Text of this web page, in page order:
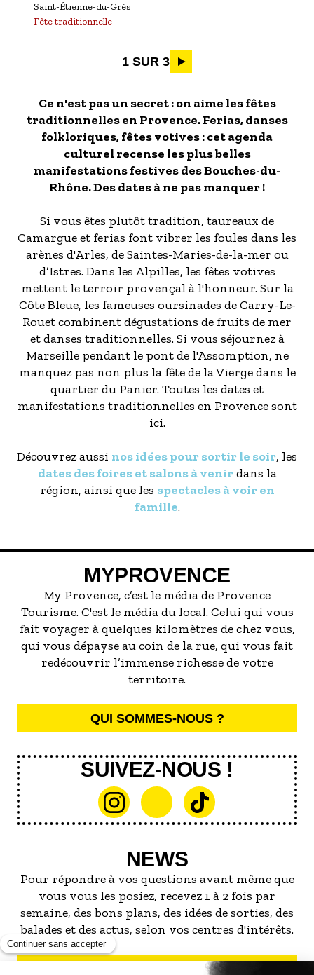
Saint-Étienne-du-Grès
Fête traditionnelle
Pagination
1 SUR 3
Ce n'est pas un secret : on aime les fêtes
traditionnelles en Provence. Ferias, danses
folkloriques, fêtes votives : cet agenda
culturel recense les plus belles
manifestations festives des Bouches-du-
Rhône. Des dates à ne pas manquer !
Si vous êtes plutôt tradition, taureaux de
Camargue et ferias font vibrer les foules dans les
arènes d'Arles, de Saintes-Maries-de-la-mer ou
d’Istres. Dans les Alpilles, les fêtes votives
mettent le terroir provençal à l'honneur. Sur la
Côte Bleue, les fameuses oursinades de Carry-Le-
Rouet combinent dégustations de fruits de mer
et danses traditionnelles. Si vous séjournez à
Marseille pendant le pont de l'Assomption, ne
manquez pas non plus la fête de la Vierge dans le
quartier du Panier. Toutes les dates et
manifestations traditionnelles en Provence sont
ici.
Découvrez aussi nos idées pour sortir le soir, les
dates des foires et salons à venir dans la
région, ainsi que les spectacles à voir en
famille.
MYPROVENCE
My Provence, c’est le média de Provence
Tourisme. C'est le média du local. Celui qui vous
fait voyager à quelques kilomètres de chez vous,
qui vous dépayse au coin de la rue, qui vous fait
redécouvrir l’immense richesse de votre
territoire.
QUI SOMMES-NOUS ?
SUIVEZ-NOUS !
NEWS
Pour répondre à vos questions avant même que
vous vous les posiez, recevez 1 à 2 fois par
semaine, des bons plans, des idées de sorties, des
balades et des actus, selon vos centres d'intérêts.
S'INSCRIRE À LA NEWSLETTER